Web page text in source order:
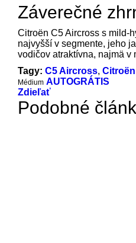
Záverečné
Citroën C5 Aircross s mild-
najvyšší v segmente, jeho
vodičov atraktívna, najmä v
Tagy: C5 Aircross, Citroën
Médium AUTOGRÁTIS
Zdieľať
Podobné